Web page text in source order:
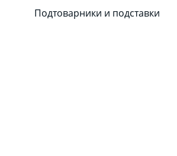
Подтоварники и подставки